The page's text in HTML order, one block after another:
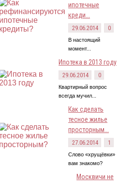
ипотечные
креди...
29.06.2014 0
В настоящий
момент...
Ипотека в 2013 году
29.06.2014 0
Квартирный вопрос
всегда мучил...
Как сделать
тесное жилье
просторным...
27.06.2014 1
Слово «хрущёвки»
вам знакомо?
Москвичи не